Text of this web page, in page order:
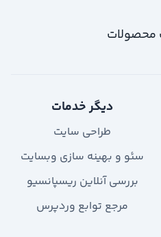
محصولات
دیگر خدمات
طراحی سایت
سئو و بهینه سازی وبسایت
بررسی آنلاین ریسپانسیو
مرجع توابع وردپرس